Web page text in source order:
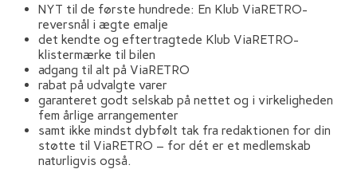
NYT til de første hundrede: En Klub ViaRETRO-
reversnål i ægte emalje
det kendte og eftertragtede Klub ViaRETRO-
klistermærke til bilen
adgang til alt på ViaRETRO
rabat på udvalgte varer
garanteret godt selskab på nettet og i virkeligheden
fem årlige arrangementer
samt ikke mindst dybfølt tak fra redaktionen for din
støtte til ViaRETRO – for dét er et medlemskab
naturligvis også.